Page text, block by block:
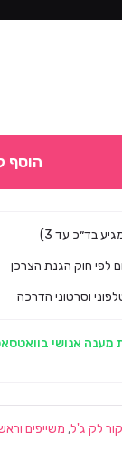
הוסף
וסרטוני הדרכה
אנושי
לק ג'ל, משייפים